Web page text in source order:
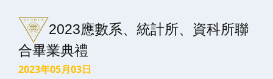
2023應數系、統計所、資科所聯
合畢業典禮
2023年05月03日